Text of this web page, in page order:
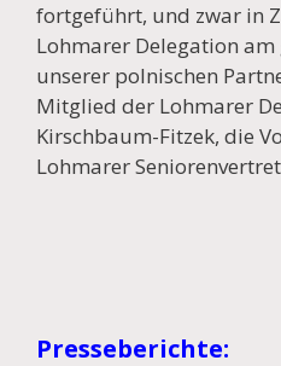
fortgeführt, und zwar in
Lohmarer Delegation
unserer polnischen
Mitglied der Lohmarer
Kirschbaum-Fitzek, die
Lohmarer
Presseberichte: